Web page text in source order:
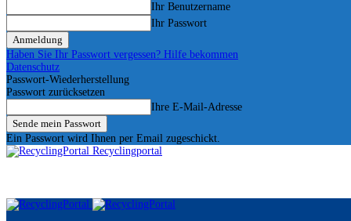
Ihr Benutzername
Ihr Passwort
Haben Sie Ihr Passwort vergessen? Hilfe bekommen
Datenschutz
Passwort-Wiederherstellung
Passwort zurücksetzen
Ihre E-Mail-Adresse
Ein Passwort wird Ihnen per Email zugeschickt.
Recyclingportal